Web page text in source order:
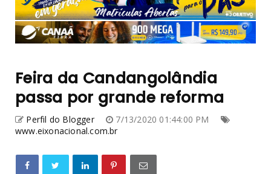
Feira da Candangolândia
passa por grande reforma
Perfil do Blogger
7/13/2020 01:44:00 PM
www.eixonacional.com.br